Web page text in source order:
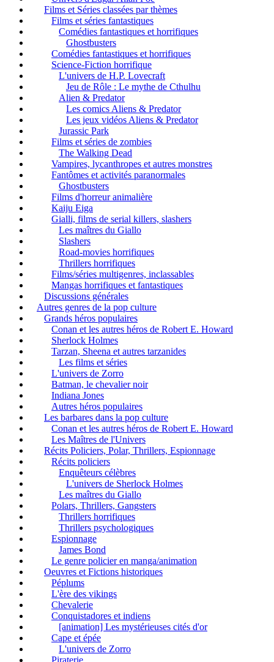
Films et Séries classées par thèmes
Films et séries fantastiques
Comédies fantastiques et horrifiques
Ghostbusters
Comédies fantastiques et horrifiques
Science-Fiction horrifique
L'univers de H.P. Lovecraft
Jeu de Rôle : Le mythe de Cthulhu
Alien & Predator
Les comics Aliens & Predator
Les jeux vidéos Aliens & Predator
Jurassic Park
Films et séries de zombies
The Walking Dead
Vampires, lycanthropes et autres monstres
Fantômes et activités paranormales
Ghostbusters
Films d'horreur animalière
Kaiju Eiga
Gialli, films de serial killers, slashers
Les maîtres du Giallo
Slashers
Road-movies horrifiques
Thrillers horrifiques
Films/séries multigenres, inclassables
Mangas horrifiques et fantastiques
Discussions générales
Autres genres de la pop culture
Grands héros populaires
Conan et les autres héros de Robert E. Howard
Sherlock Holmes
Tarzan, Sheena et autres tarzanides
Les films et séries
L'univers de Zorro
Batman, le chevalier noir
Indiana Jones
Autres héros populaires
Les barbares dans la pop culture
Conan et les autres héros de Robert E. Howard
Les Maîtres de l'Univers
Récits Policiers, Polar, Thrillers, Espionnage
Récits policiers
Enquêteurs célèbres
L'univers de Sherlock Holmes
Les maîtres du Giallo
Polars, Thrillers, Gangsters
Thrillers horrifiques
Thrillers psychologiques
Espionnage
James Bond
Le genre policier en manga/animation
Oeuvres et Fictions historiques
Péplums
L'ère des vikings
Chevalerie
Conquistadores et indiens
[animation] Les mystérieuses cités d'or
Cape et épée
L'univers de Zorro
Piraterie